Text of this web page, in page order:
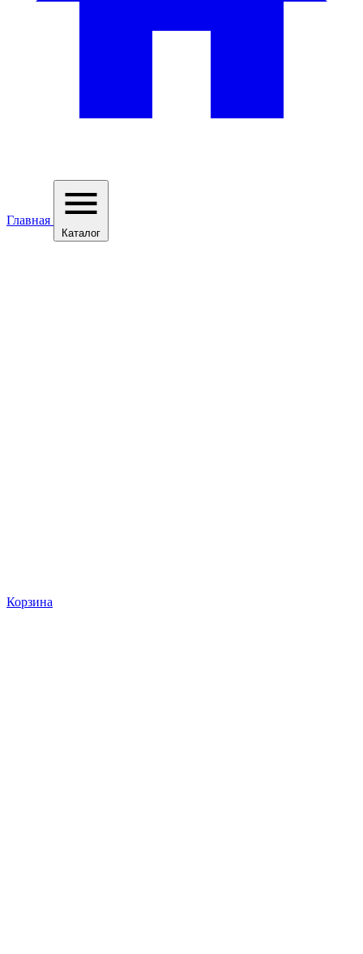
Главная
Каталог
Корзина